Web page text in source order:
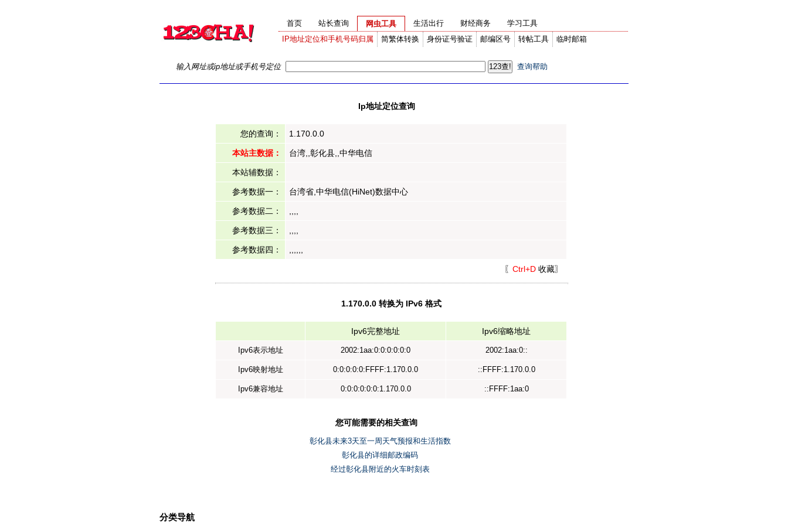
首页 站长查询
网虫工具
IP地址定位和手机号码归属
简繁体转换 身份证号验证 邮编区号 转帖工具 临时邮箱
生活出行 财经商务 学习工具
输入网址或ip地址或手机号定位 查询帮助
Ip地址定位查询
您的查询： 1.170.0.0
本站主数据： 台湾,,彰化县,,中华电信
本站辅数据：
参考数据一： 台湾省,中华电信(HiNet)数据中心
参考数据二：
参考数据三：
参考数据四：
〖 Ctrl+D 收藏〗
1.170.0.0 转换为 IPv6 格式
Ipv6完整地址 Ipv6缩略地址
Ipv6表示地址 2002:1aa:0:0:0:0:0:0 2002:1aa:0::
Ipv6映射地址 0:0:0:0:0:FFFF:1.170.0.0 ::FFFF:1.170.0.0
Ipv6兼容地址 0:0:0:0:0:0:1.170.0.0 ::FFFF:1aa:0
您可能需要的相关查询
彰化县未来3天至一周天气预报和生活指数
彰化县的详细邮政编码
经过彰化县附近的火车时刻表
分类导航